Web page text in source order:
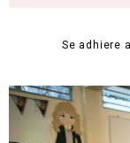
Se adhiere